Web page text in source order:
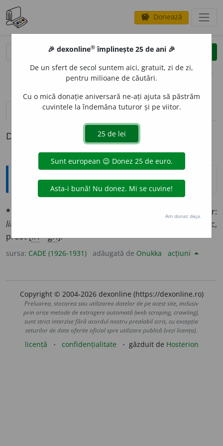
savings Donează
clear
opțiuni
definiții (1)
Definiția cu ID-ul 1339780:
Explicative DEX
*ECLEZI
Privitor la biserică sau la cler:
literatura
Membru al clerului, cleric,
preot [fr.<gr.].
sursa: CADE (1926-1931) adăugată de Onukka acțiuni
Copyright © 2004-2026 dexonline (https://dexonline.ro)
Preluarea, stocarea sau utilizarea datelor de pe acest site, inclusiv
prin orice metode de extragere automată (web scraping, crawling),
sunt strict interzise fără acordul nostru prealabil scris, cu excepția
seturilor de date oferite oficial spre utilizare publică (vezi licența).
licență confidențialitate găzduit de Hosterion
🎉 dexonline® împlinește 25 de ani 🎉
De un sfert de secol suntem aici, gratuit, zi de zi,
pentru milioane de căutări.
Cu o mică donație aniversară ne-ați ajuta să păstrăm
cuvintele la îndemâna tuturor și pe viitor.
Am donat deja.